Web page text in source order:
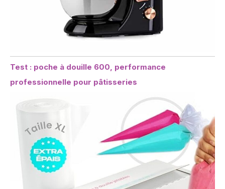
Test : poche à douille 600, performance
professionnelle pour pâtisseries